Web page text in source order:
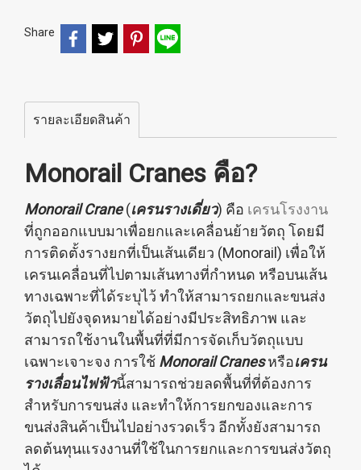
Share
รายละเอียดสินค้า
Monorail Cranes คือ?
Monorail Crane(เครนรางเดี่ยว) คือ เครนโรงงาน
ที่ถูกออกแบบมาเพื่อยกและเคลื่อนย้ายวัตถุ โดยมี
การติดตั้งรางยกที่เป็นเส้นเดียว (Monorail) เพื่อให้
เครนเคลื่อนที่ไปตามเส้นทางที่กำหนด หรือบนเส้น
ทางเฉพาะที่ได้ระบุไว้ ทำให้สามารถยกและขนส่ง
วัตถุไปยังจุดหมายได้อย่างมีประสิทธิภาพ และ
สามารถใช้งานในพื้นที่ที่มีการจัดเก็บวัตถุแบบ
เฉพาะเจาะจง การใช้ Monorail Cranesหรือเครน
รางเลื่อนไฟฟ้านี้สามารถช่วยลดพื้นที่ที่ต้องการ
สำหรับการขนส่ง และทำให้การยกของและการ
ขนส่งสินค้าเป็นไปอย่างรวดเร็ว อีกทั้งยังสามารถ
ลดต้นทุนแรงงานที่ใช้ในการยกและการขนส่งวัตถุ